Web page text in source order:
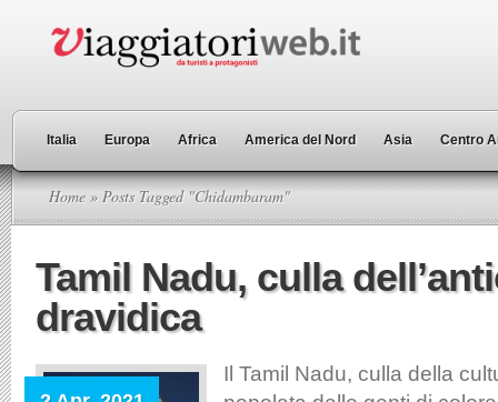
Italia Europa Africa America del Nord Asia Centro
Home » Posts Tagged "Chidambaram"
Tamil Nadu, culla
dravidica
Il Tamil Nadu, culla della